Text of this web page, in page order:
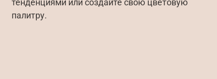
тенденциями или создайте свою цветовую
палитру.